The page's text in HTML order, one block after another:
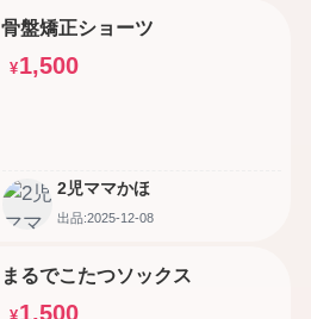
骨盤矯正ショーツ
¥1,500
2児ママかほ
出品:2025-12-08
まるでこたつソックス
1,500